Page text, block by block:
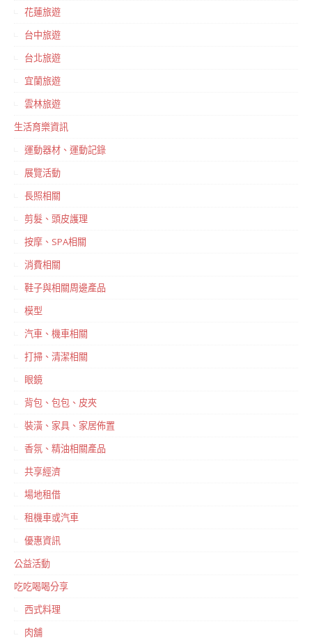
花蓮旅遊
台中旅遊
台北旅遊
宜蘭旅遊
雲林旅遊
生活育樂資訊
運動器材、運動記錄
展覽活動
長照相關
剪髮、頭皮護理
按摩、SPA相關
消費相關
鞋子與相關周邊產品
模型
汽車、機車相關
打掃、清潔相關
眼鏡
背包、包包、皮夾
裝潢、家具、家居佈置
香氛、精油相關產品
共享經濟
場地租借
租機車或汽車
優惠資訊
公益活動
吃吃喝喝分享
西式料理
肉舖